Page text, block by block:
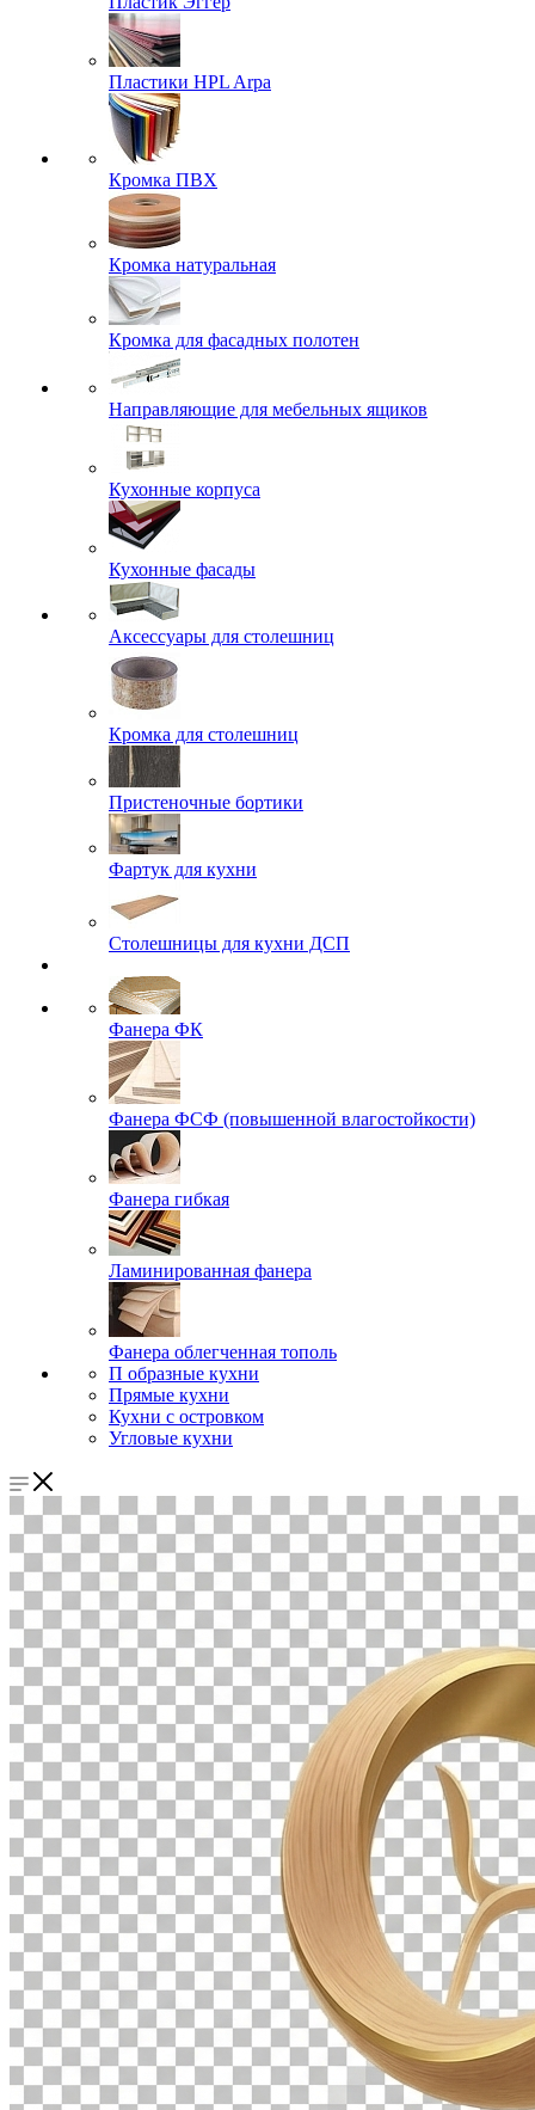
Пластики HPL Arpa
Кромка ПВХ
Кромка натуральная
Кромка для фасадных полотен
Направляющие для мебельных ящиков
Кухонные корпуса
Кухонные фасады
Аксессуары для столешниц
Кромка для столешниц
Пристеночные бортики
Фартук для кухни
Столешницы для кухни ДСП
Фанера ФК
Фанера ФСФ (повышенной влагостойкости)
Фанера гибкая
Ламинированная фанера
Фанера облегченная тополь
П образные кухни
Прямые кухни
Кухни с островком
Угловые кухни